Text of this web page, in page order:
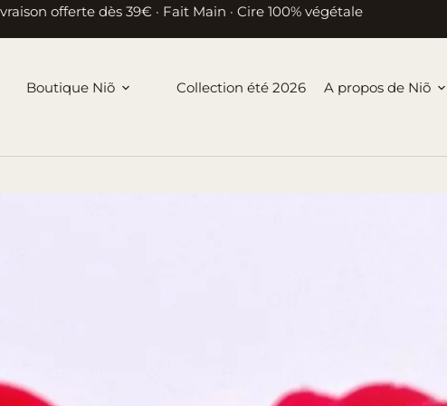
offerte dès 39€ · Fait Main · Cire 100% végétale
Boutique Niõ Collection été 2026 A propos de Niõ